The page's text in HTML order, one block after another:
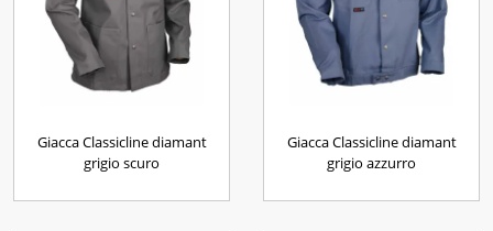
Giacca Classicline diamant
grigio scuro
Giacca Classicline diamant
grigio azzurro